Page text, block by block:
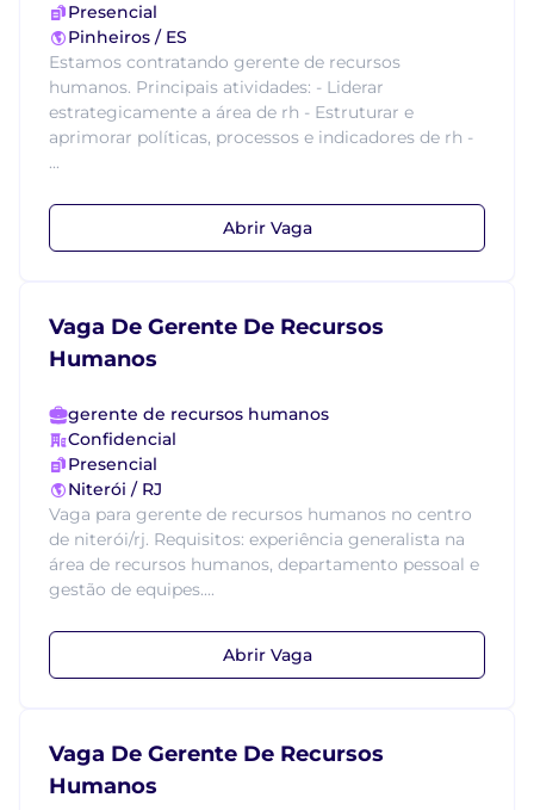
Presencial
Pinheiros / ES
Estamos contratando gerente de recursos
humanos. Principais atividades: - Liderar
estrategicamente a área de rh - Estruturar e
aprimorar políticas, processos e indicadores de rh -
...
Abrir Vaga
Vaga De Gerente De Recursos
Humanos
gerente de recursos humanos
Confidencial
Presencial
Niterói / RJ
Vaga para gerente de recursos humanos no centro
de niterói/rj. Requisitos: experiência generalista na
área de recursos humanos, departamento pessoal e
gestão de equipes....
Abrir Vaga
Vaga De Gerente De Recursos
Humanos